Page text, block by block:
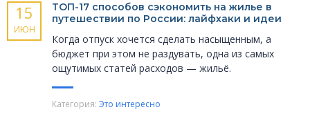
15
ИЮН
ТОП-17 способов сэкономить на жилье в
путешествии по России: лайфхаки и идеи
Когда отпуск хочется сделать насыщенным, а
бюджет при этом не раздувать, одна из самых
ощутимых статей расходов — жильё.
Категория: Это интересно